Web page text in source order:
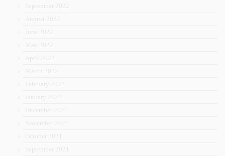
September 2022
August 2022
June 2022
May 2022
April 2022
March 2022
February 2022
January 2022
December 2021
November 2021
October 2021
September 2021